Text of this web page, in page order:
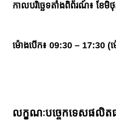
កាលបរិច្ឆេទតាំងពិព័រណ៍៖ ខែមិ
ម៉ោងបើក៖ 09:30 – 17:30 (
លក្ខណៈបច្ចេកទេសផលិ